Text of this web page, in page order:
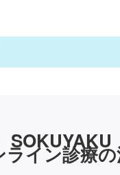
SOKUYAKU
ライン診療